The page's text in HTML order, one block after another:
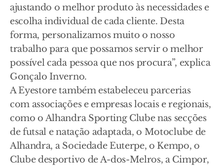
ajustando o melhor produto às necessidades e
escolha individual de cada cliente. Desta
forma, personalizamos muito o nosso
trabalho para que possamos servir o melhor
possível cada pessoa que nos procura”, explica
Gonçalo Inverno.
A Eyestore também estabeleceu parcerias
com associações e empresas locais e regionais,
como o Alhandra Sporting Clube nas secções
de futsal e natação adaptada, o Motoclube de
Alhandra, a Sociedade Euterpe, o Kempo, o
Clube desportivo de A-dos-Melros, a Cimpor,